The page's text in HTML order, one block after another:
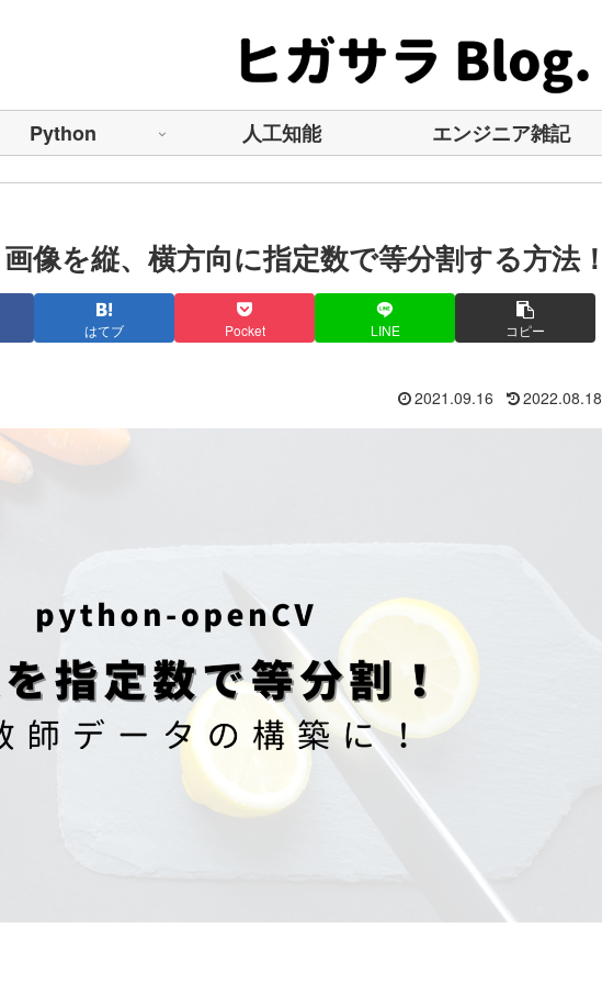
Python 人工知能 エンジニア雑記
像を縦、横方向に指定数で等分割する方法！
はてブ Pocket LINE コピー
2021.09.16 2022.08.18